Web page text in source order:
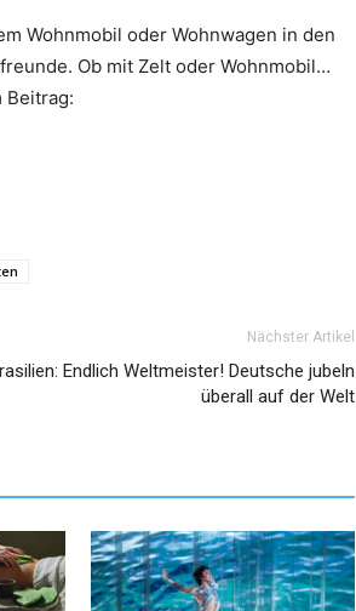
Wohnmobil oder Wohnwagen in den
Ob mit Zelt oder Wohnmobil…
Beitrag:
Nächster Artikel
Endlich Weltmeister! Deutsche jubeln
überall auf der Welt